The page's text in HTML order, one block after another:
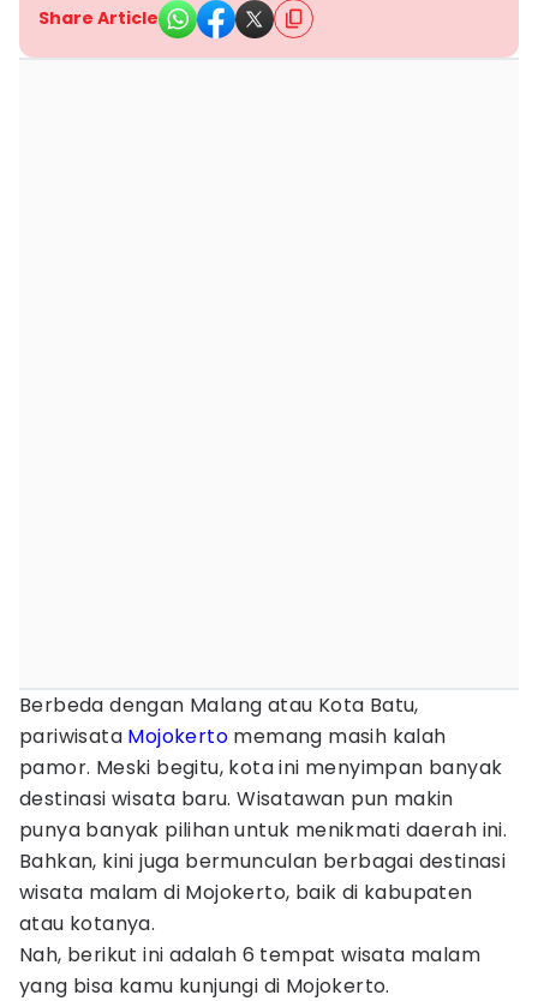
Share Article
Berbeda dengan Malang atau Kota Batu,
pariwisata Mojokerto memang masih kalah
pamor. Meski begitu, kota ini menyimpan banyak
destinasi wisata baru. Wisatawan pun makin
punya banyak pilihan untuk menikmati daerah ini.
Bahkan, kini juga bermunculan berbagai destinasi
wisata malam di Mojokerto, baik di kabupaten
atau kotanya.
Nah, berikut ini adalah 6 tempat wisata malam
yang bisa kamu kunjungi di Mojokerto.